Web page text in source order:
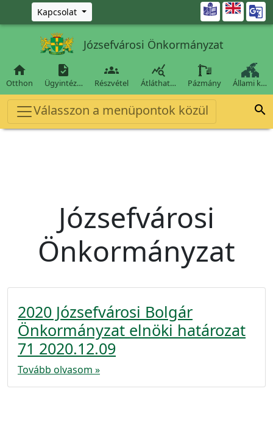
Ugrás a fő tartalomra
Kapcsolat 
Józsefvárosi Önkormányzat

Otthon

Ügyintéz…

Részvétel

Átláthat… Pázmány Állami k…
Válasszon a menüpontok közül 
Józsefvárosi
Önkormányzat
2020 Józsefvárosi Bolgár
Önkormányzat elnöki határozat
71 2020.12.09
Tovább olvasom »